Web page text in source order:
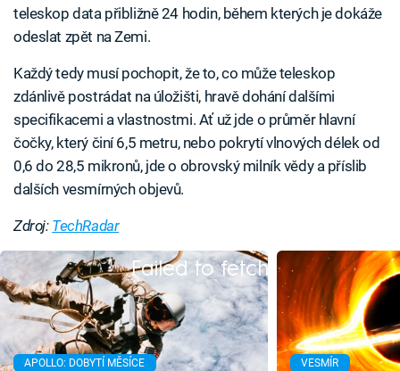
teleskop data přibližně 24 hodin, během kterých je dokáže
odeslat zpět na Zemi.
Každý tedy musí pochopit, že to, co může teleskop
zdánlivě postrádat na úložišti, hravě dohání dalšími
specifikacemi a vlastnostmi. Ať už jde o průměr hlavní
čočky, který činí 6,5 metru, nebo pokrytí vlnových délek od
0,6 do 28,5 mikronů, jde o obrovský milník vědy a příslib
dalších vesmírných objevů.
Zdroj: TechRadar
Failed to fetch
APOLLO: DOBYTÍ MĚSÍCE VESMÍR